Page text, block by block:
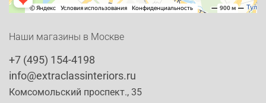
Наши магазины в Москве
+7 (495) 154-4198
info@extraclassinteriors.ru
Комсомольский проспект., 35